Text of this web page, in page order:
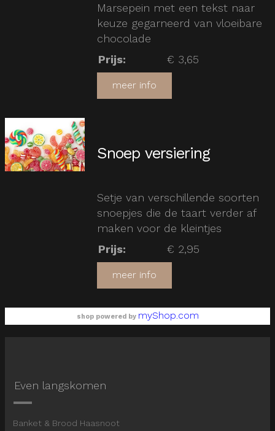
Marsepein met een tekst naar
keuze gegarneerd van vloeibare
chocolade
Prijs: € 3,65
meer info
Snoep versiering
Setje van verschillende soorten
snoepjes die de taart verder af
maken voor de kleintjes
Prijs: € 2,95
meer info
shop powered by myShop.com
Even langskomen
Banket & Brood Haasnoot